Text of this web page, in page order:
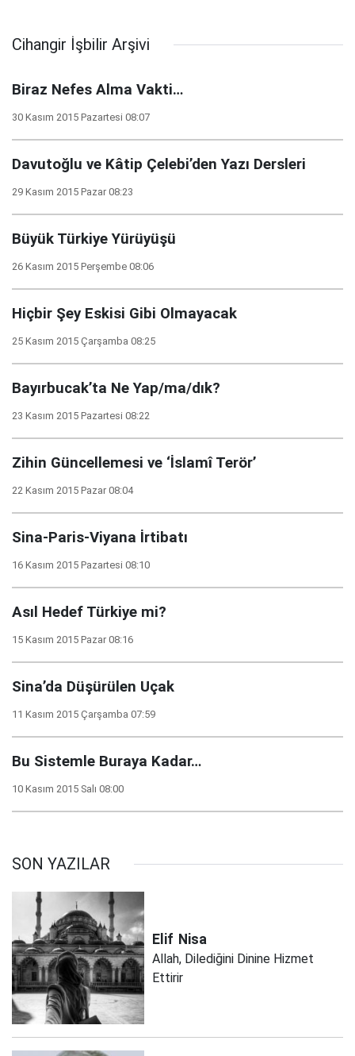
Cihangir İşbilir Arşivi
Biraz Nefes Alma Vakti…
30 Kasım 2015 Pazartesi 08:07
Davutoğlu ve Kâtip Çelebi’den Yazı Dersleri
29 Kasım 2015 Pazar 08:23
Büyük Türkiye Yürüyüşü
26 Kasım 2015 Perşembe 08:06
Hiçbir Şey Eskisi Gibi Olmayacak
25 Kasım 2015 Çarşamba 08:25
Bayırbucak’ta Ne Yap/ma/dık?
23 Kasım 2015 Pazartesi 08:22
Zihin Güncellemesi ve ‘İslamî Terör’
22 Kasım 2015 Pazar 08:04
Sina-Paris-Viyana İrtibatı
16 Kasım 2015 Pazartesi 08:10
Asıl Hedef Türkiye mi?
15 Kasım 2015 Pazar 08:16
Sina’da Düşürülen Uçak
11 Kasım 2015 Çarşamba 07:59
Bu Sistemle Buraya Kadar…
10 Kasım 2015 Salı 08:00
SON YAZILAR
Elif Nisa
Allah, Dilediğini Dinine Hizmet
Ettirir